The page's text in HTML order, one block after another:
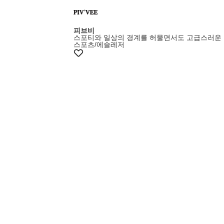
피브비
스포티와 일상의 경계를 허물면서도 고급스러운
스포츠/에슬레저